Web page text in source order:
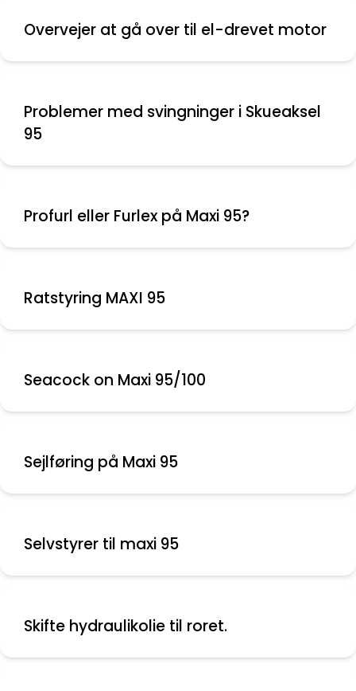
Overvejer at gå over til el-drevet motor
Problemer med svingninger i Skueaksel
95
Profurl eller Furlex på Maxi 95?
Ratstyring MAXI 95
Seacock on Maxi 95/100
Sejlføring på Maxi 95
Selvstyrer til maxi 95
Skifte hydraulikolie til roret.